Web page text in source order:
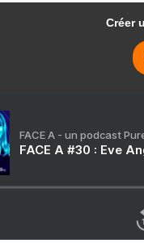
Créer
FACE A - un podcast
FACE A #30 : Eve